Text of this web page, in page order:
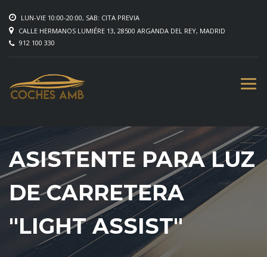
LUN-VIE 10:00-20:00, SAB: CITA PREVIA
CALLE HERMANOS LUMIÉRE 13, 28500 ARGANDA DEL REY, MADRID
912 100 330
ASISTENTE PARA LUZ
DE CARRETERA
"LIGHT ASSIST"